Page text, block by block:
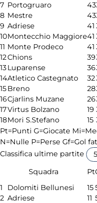
7 Portogruaro 43
8 Mestre 43
9 Adriese 41
10Montecchio Maggiore41
11 Monte Prodeco 41
12Chions 39
13Luparense 36
14Atletico Castegnato 32
15Breno 28
16Cjarlins Muzane 26
17Virtus Bolzano 19
18Mori S.Stefano 15
Pt=Punti G=Giocate
N=Nulle P=Perse Gf=Gol
Classifica ultime partite
Squadra
Pt
1
Dolomiti Bellunesi 15
2 Adriese 11